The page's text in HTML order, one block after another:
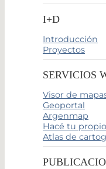
I+D
Introducción
Proyectos
SERVICIOS
Visor de
Geoportal
Argenmap
Hacé tu
Atlas de